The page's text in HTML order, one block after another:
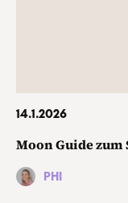
14.1.2026
Moon Guide zum
PHI